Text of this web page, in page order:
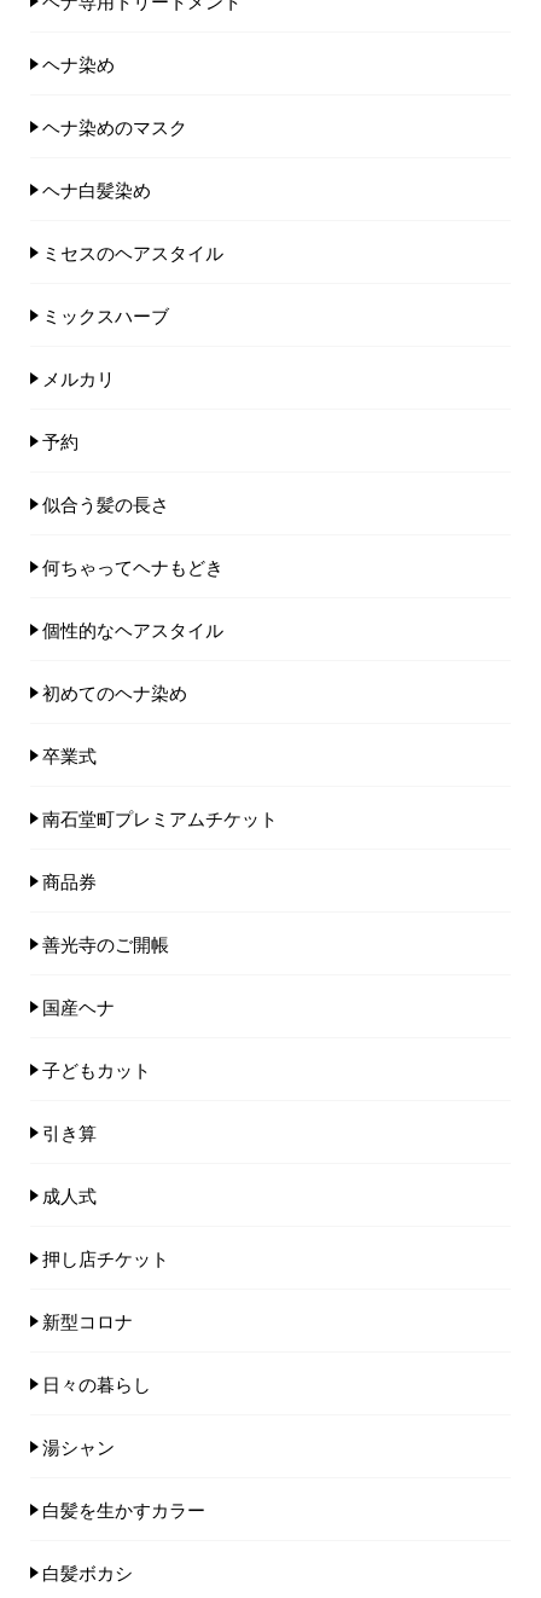
ヘナ染め
ヘナ染めのマスク
ヘナ白髪染め
ミセスのヘアスタイル
ミックスハーブ
メルカリ
予約
似合う髪の長さ
何ちゃってヘナもどき
個性的なヘアスタイル
初めてのヘナ染め
卒業式
南石堂町プレミアムチケット
商品券
善光寺のご開帳
国産ヘナ
子どもカット
引き算
成人式
押し店チケット
新型コロナ
日々の暮らし
湯シャン
白髪を生かすカラー
白髪ボカシ